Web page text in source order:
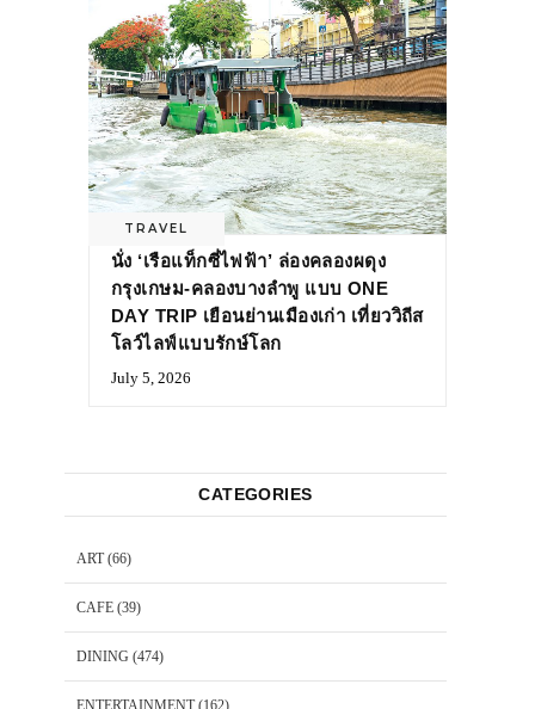
TRAVEL
นั่ง ‘เรือแท็กซี่ไฟฟ้า’ ล่องคลองผดุง
กรุงเกษม-คลองบางลำพู แบบ ONE
DAY TRIP เยือนย่านเมืองเก่า เที่ยววิถีส
โลว์ไลฟ์แบบรักษ์โลก
July 5, 2026
CATEGORIES
ART(66)
CAFE (39)
DINING (474)
ENTERTAINMENT(162)